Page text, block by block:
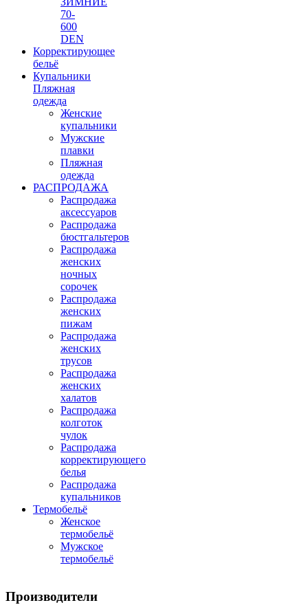
70-
600
DEN
Корректирующее
бельё
Купальники
Пляжная
одежда
Женские
купальники
Мужские
плавки
Пляжная
одежда
РАСПРОДАЖА
Распродажа
аксессуаров
Распродажа
бюстгальтеров
Распродажа
женских
ночных
сорочек
Распродажа
женских
пижам
Распродажа
женских
трусов
Распродажа
женских
халатов
Распродажа
колготок
чулок
Распродажа
корректирующего
белья
Распродажа
купальников
Термобельё
Женское
термобельё
Мужское
термобельё
Производители